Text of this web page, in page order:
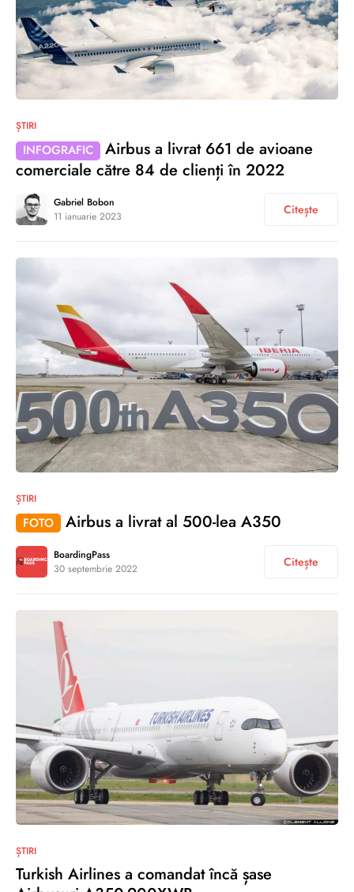
ȘTIRI
INFOGRAFIC
Airbus a livrat 661 de avioane
comerciale către 84 de clienți în 2022
Gabriel Bobon
11 ianuarie 2023
Citește
ȘTIRI
FOTO Airbus a livrat al 500-lea A350
BoardingPass
30 septembrie 2022
Citește
ȘTIRI
Turkish Airlines a comandat încă șase